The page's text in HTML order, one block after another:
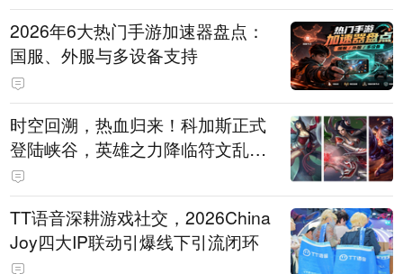
2026年6大热门手游加速器盘点：
国服、外服与多设备支持
时空回溯，热血归来！科加斯正式
登陆峡谷，英雄之力降临符文乱
斗！
TT语音深耕游戏社交，2026China
Joy四大IP联动引爆线下引流闭环